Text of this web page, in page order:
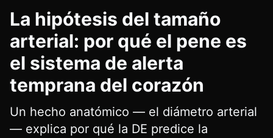
La hipótesis del tamaño
arterial: por qué el pene es
el sistema de alerta
temprana del corazón
Un hecho anatómico — el diámetro arterial
— explica por qué la DE predice la